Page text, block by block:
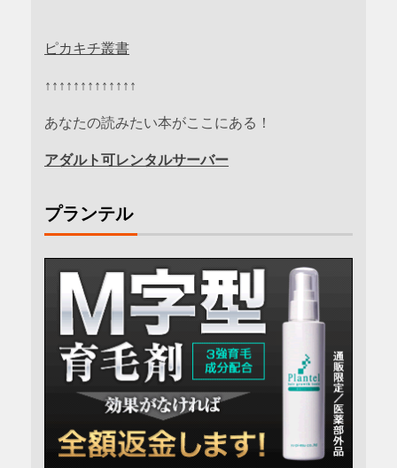
ピカキチ叢書
↑↑↑↑↑↑↑↑↑↑↑↑↑
あなたの読みたい本がここにある！
アダルト可レンタルサーバー
プランテル